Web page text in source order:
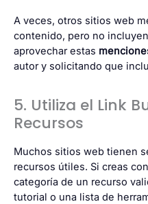
A veces, otros sitios web
contenido, pero no
aprovechar estas
autor y solicitando que
5. Utiliza el Link
Recursos
Muchos sitios web tienen
recursos útiles. Si creas
categoría de un recurso
tutorial o una lista de